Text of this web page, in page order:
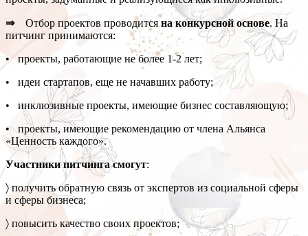
⇒ Отбор проектов проводится на конкурсной основе. На
питчинг принимаются:
• проекты, работающие не более 1-2 лет;
• идеи стартапов, еще не начавших работу;
• инклюзивные проекты, имеющие бизнес составляющую;
• проекты, имеющие рекомендацию от члена Альянса
«Ценность каждого».
Участники питчинга смогут:
〉 получить обратную связь от экспертов из социальной сферы
и сферы бизнеса;
〉 повысить качество своих проектов;